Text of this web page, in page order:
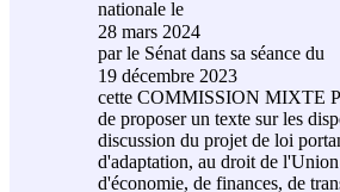
nationale le
28 mars 2024
par le Sénat dans sa séance du
19 décembre 2023
cette COMMISSION MIXTE
de proposer un texte sur les
discussion du projet de loi
d'adaptation, au droit de
d'économie, de finances, de